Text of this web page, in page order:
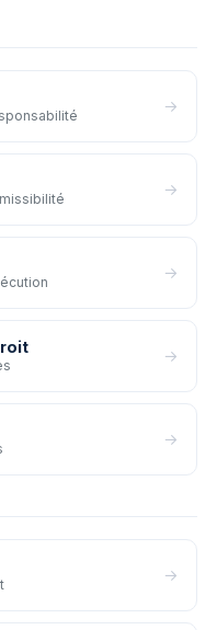
→
→
→
→
→
→